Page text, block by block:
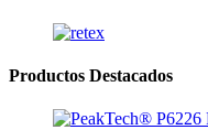
Productos Destacados